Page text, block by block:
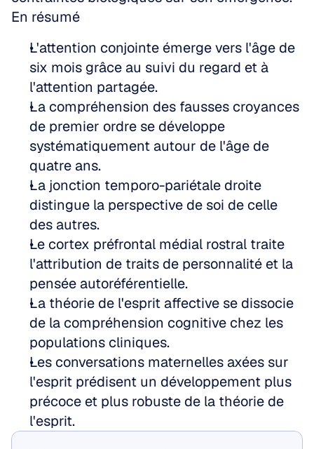
En résumé
L'attention conjointe émerge vers l'âge de
six mois grâce au suivi du regard et à
l'attention partagée.
La compréhension des fausses croyances
de premier ordre se développe
systématiquement autour de l'âge de
quatre ans.
La jonction temporo-pariétale droite
distingue la perspective de soi de celle
des autres.
Le cortex préfrontal médial rostral traite
l'attribution de traits de personnalité et la
pensée autoréférentielle.
La théorie de l'esprit affective se dissocie
de la compréhension cognitive chez les
populations cliniques.
Les conversations maternelles axées sur
l'esprit prédisent un développement plus
précoce et plus robuste de la théorie de
l'esprit.